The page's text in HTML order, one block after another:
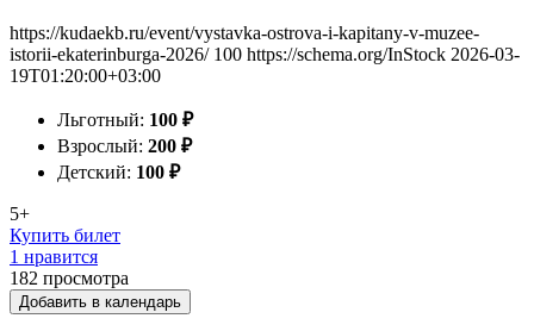
https://kudaekb.ru/event/vystavka-ostrova-i-kapitany-v-muzee-
istorii-ekaterinburga-2026/ 100 https://schema.org/InStock 2026-03-
19T01:20:00+03:00
Льготный: 100 ₽
Взрослый: 200 ₽
Детский: 100 ₽
5+
Купить билет
1 нравится
182 просмотра
Добавить в календарь